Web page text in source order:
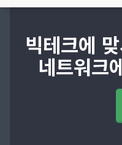
빅테크에
네트워크